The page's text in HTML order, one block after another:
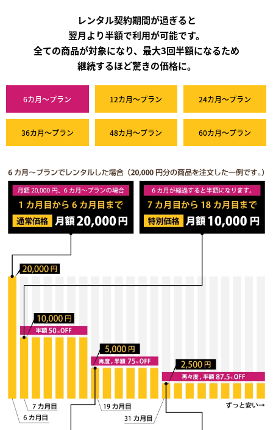
レンタル契約期間が過ぎると
翌月より半額で利用が可能です。
全ての商品が対象になり、最大3回半額になるため
継続するほど驚きの価格に。
6カ月～プラン 12カ月～プラン 24カ月～プラン
36カ月～プラン 48カ月～プラン 60カ月～プラン